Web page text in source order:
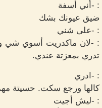
: -أني أسفة
ضيق عيونك بشك
: -على شني
: -لان ماكدريت أسوي شي
تدري بمعزتة عندي.
: -ادري
كالها ورجع سكت. حسيتة
: -ليش أجيت